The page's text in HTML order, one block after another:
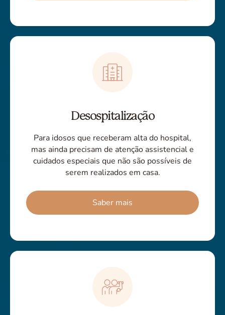
Desospitalização
Para idosos que receberam alta do hospital,
mas ainda precisam de atenção assistencial e
cuidados especiais que não são possíveis de
serem realizados em casa.
Saber mais